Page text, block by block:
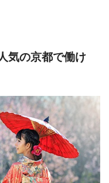
気の京都で働け